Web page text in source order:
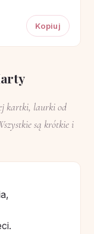
Kopiuj
kartki, laurki od
są krótkie i